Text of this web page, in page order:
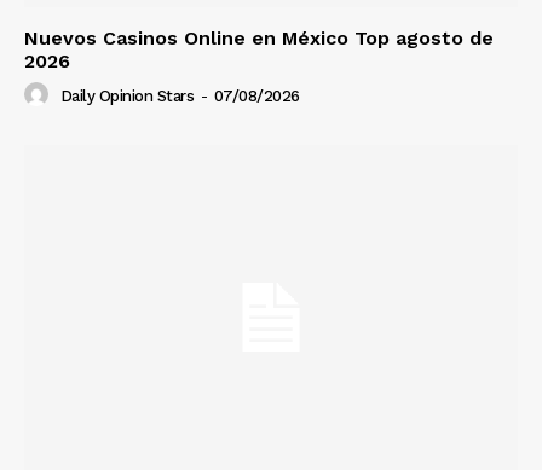
Nuevos Casinos Online en México Top agosto de
2026
Daily Opinion Stars - 07/08/2026